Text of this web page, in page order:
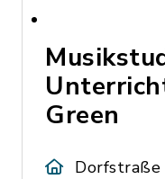
Green